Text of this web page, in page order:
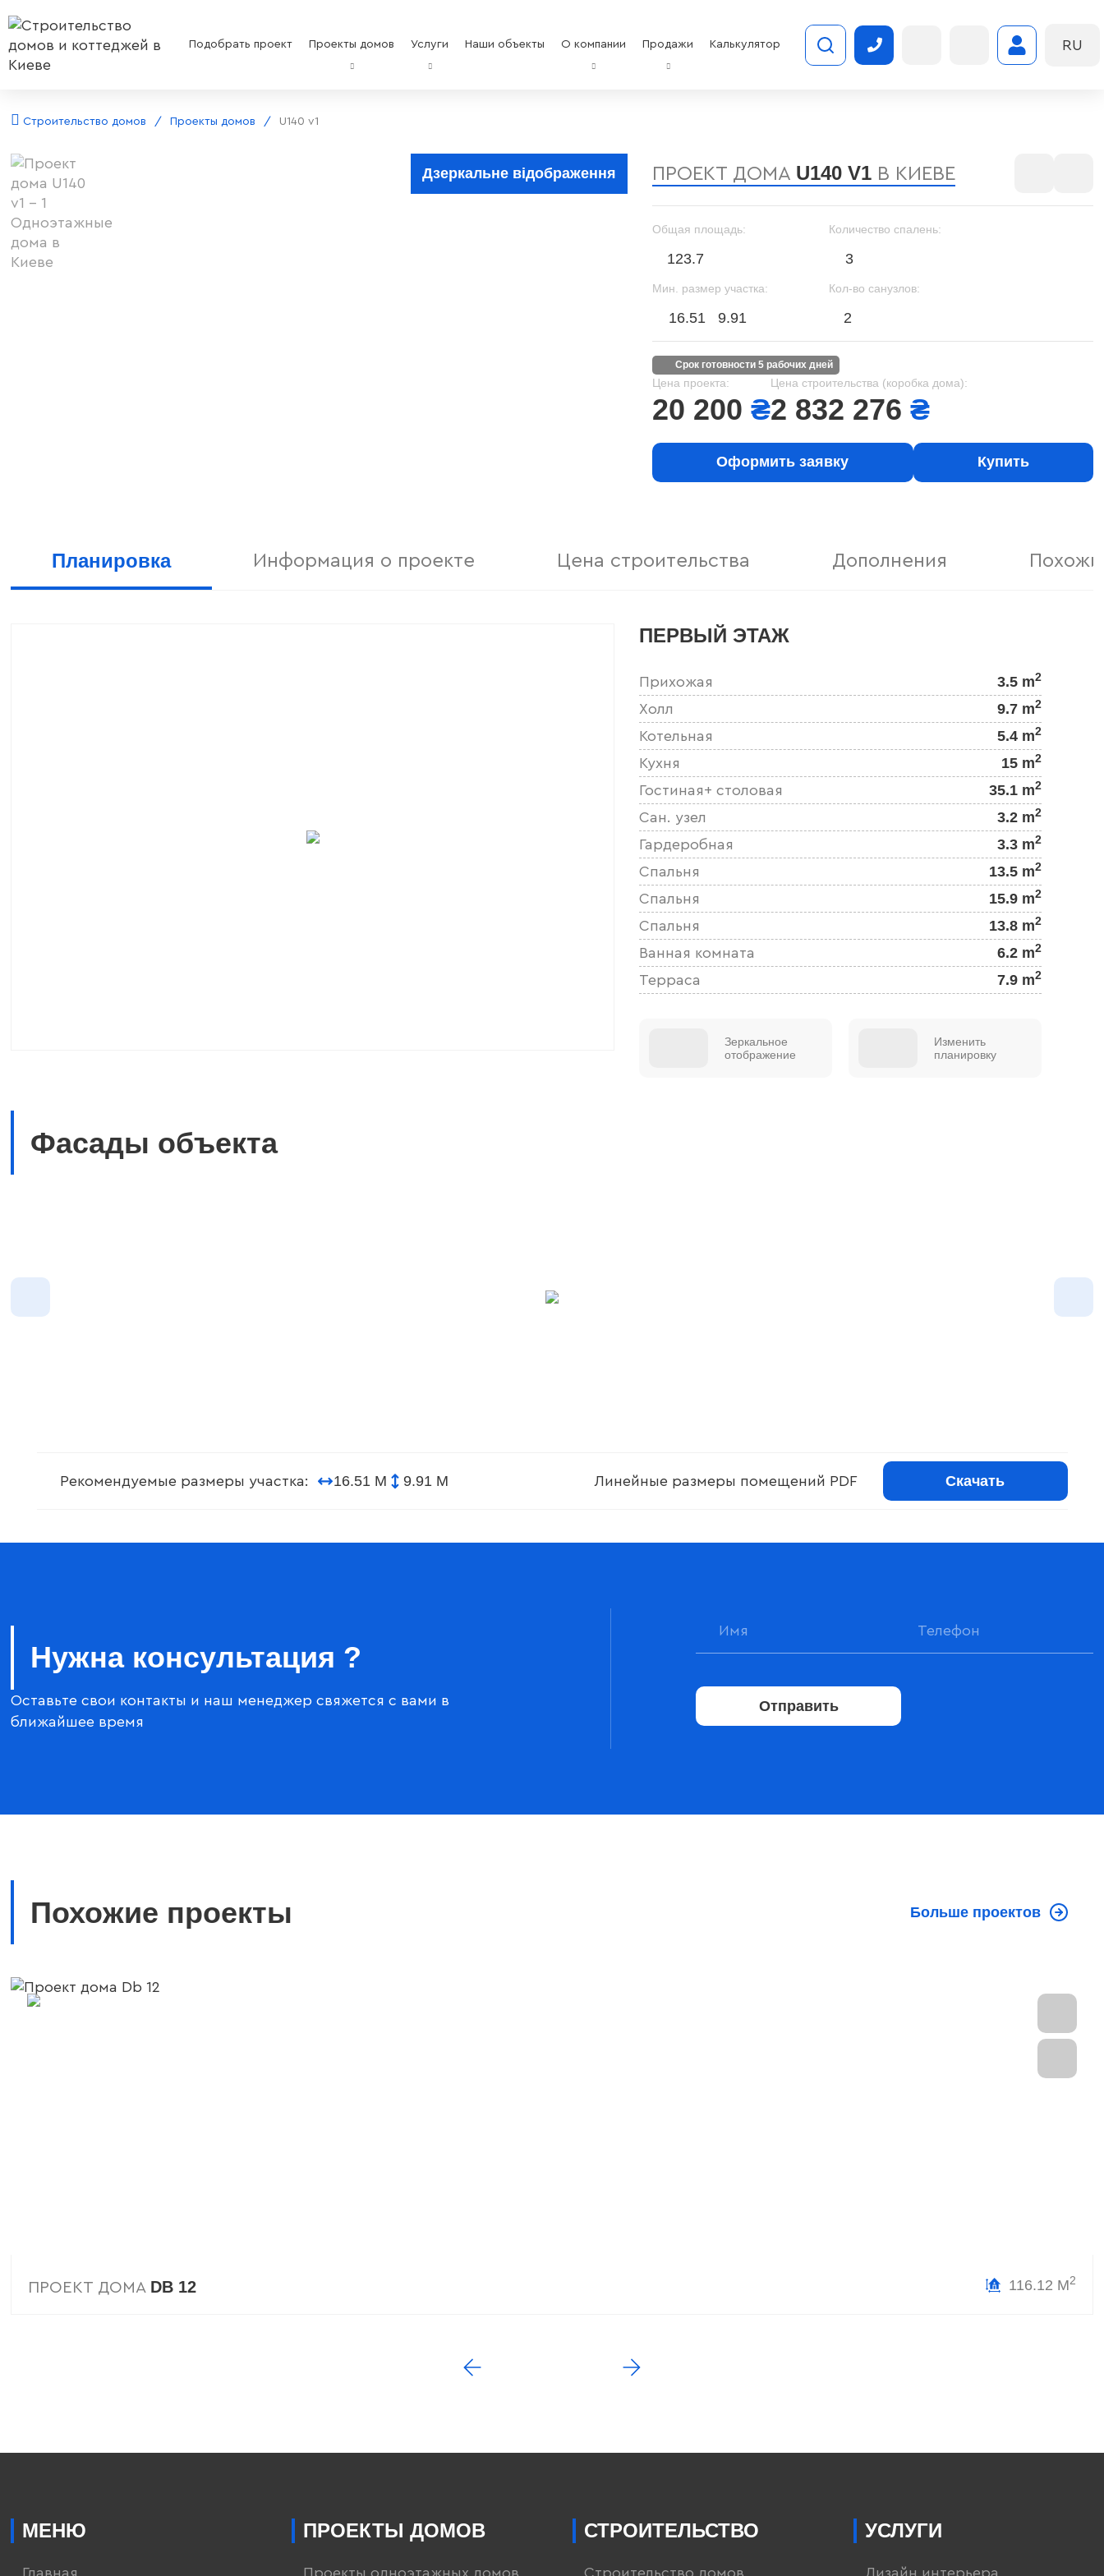
Подобрать проект Проекты домов Услуги Наши объекты О компании Продажи Калькулятор RU
Строительство домов Проекты домов U140 v1
Дзеркальне відображення ПРОЕКТ ДОМА U140 V1 В КИЕВЕ
Общая площадь:
123.7
Количество спалень:
3
Мин. размер участка:
16.51 9.91
Кол-во санузлов:
2
срок готовности 5 рабочих дней
Цена проекта:
20 200 ₴
Цена строительства (коробка дома):
2 832 276 ₴
Оформить заявку Купить
Планировка Информация о проекте Цена строительства Дополнения
ПЕРВЫЙ ЭТАЖ
Прихожая 3.5 m2
Холл 9.7 m2
Котельная 5.4 m2
Кухня 15 m2
Гостиная+ столовая 35.1 m2
Сан. узел 3.2 m2
Гардеробная 3.3 m2
Спальня 13.5 m2
Спальня 15.9 m2
Спальня 13.8 m2
Ванная комната 6.2 m2
Терраса 7.9 m2
Зеркальное
отображение
Изменить
планировку
Фасады объекта
Рекомендуемые размеры участка: 16.51 М 9.91 М Линейные размеры помещений PDF Скачать
Нужна консультация ?
Оставьте свои контакты и наш менеджер свяжется с вами в
ближайшее время
Отправить
Похожие проекты Больше проектов
ПРОЕКТ ДОМА DB 12 116.12 М2
МЕНЮ
Главная
ПРОЕКТЫ ДОМОВ
Проекты одноэтажных домов
СТРОИТЕЛЬСТВО
Строительство домов
УСЛУГИ
Дизайн интерьера